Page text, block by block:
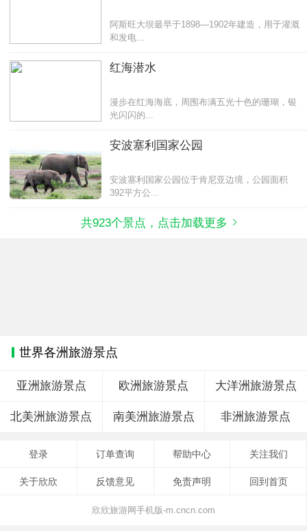
阿斯旺大坝最早于1898—1902年建造，用于灌溉
和发电...
红海潜水
漫步在红海海底，周围布满五光十色的珊瑚，银
光闪闪的...
安波塞利国家公园
安波塞利国家公园位于肯尼亚边境，公园面积
392平方公...
共923个景点，点击加载更多
世界各洲旅游景点
亚洲旅游景点 欧洲旅游景点 大洋洲旅游景点
北美洲旅游景点 南美洲旅游景点 非洲旅游景点
登录 订单查询 帮助中心 关注我们
关于欣欣 反馈意见 免责声明 回到首页
欣欣旅游网手机版-m.cncn.com